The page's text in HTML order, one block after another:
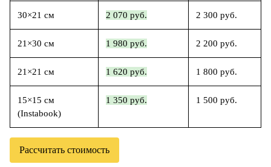
30×21 см 2 070 руб. 2 300 руб.
21×30 см 1 980 руб. 2 200 руб.
21×21 см 1 620 руб. 1 800 руб.
15×15 см
(Instabook)
1 350 руб. 1 500 руб.
Рассчитать стоимость